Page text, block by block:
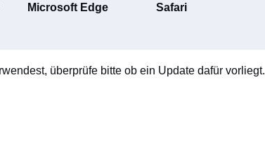
Microsoft Edge Safari
überprüfe bitte ob ein Update dafür vorliegt.